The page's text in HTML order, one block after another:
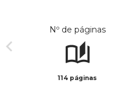
Nº de páginas
114 páginas